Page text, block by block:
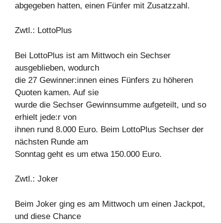
abgegeben hatten, einen Fünfer mit Zusatzzahl.
Zwtl.: LottoPlus
Bei LottoPlus ist am Mittwoch ein Sechser
ausgeblieben, wodurch
die 27 Gewinner:innen eines Fünfers zu höheren
Quoten kamen. Auf sie
wurde die Sechser Gewinnsumme aufgeteilt, und so
erhielt jede:r von
ihnen rund 8.000 Euro. Beim LottoPlus Sechser der
nächsten Runde am
Sonntag geht es um etwa 150.000 Euro.
Zwtl.: Joker
Beim Joker ging es am Mittwoch um einen Jackpot,
und diese Chance